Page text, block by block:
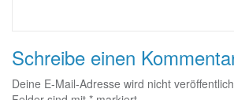
Schreibe einen
Deine E-Mail-Adresse wird nicht